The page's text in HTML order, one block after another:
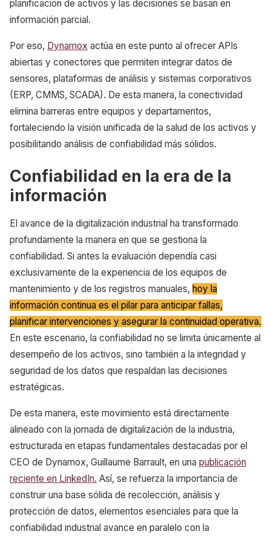
planificación de activos y las decisiones se basan en
información parcial.
Por eso, Dynamox actúa en este punto al ofrecer APIs
abiertas y conectores que permiten integrar datos de
sensores, plataformas de análisis y sistemas corporativos
(ERP, CMMS, SCADA). De esta manera, la conectividad
elimina barreras entre equipos y departamentos,
fortaleciendo la visión unificada de la salud de los activos y
posibilitando análisis de confiabilidad más sólidos.
Confiabilidad en la era de la
información
El avance de la digitalización industrial ha transformado
profundamente la manera en que se gestiona la
confiabilidad. Si antes la evaluación dependía casi
exclusivamente de la experiencia de los equipos de
mantenimiento y de los registros manuales, hoy la
información continua es el pilar para anticipar fallas,
planificar intervenciones y asegurar la continuidad operativa.
En este escenario, la confiabilidad no se limita únicamente al
desempeño de los activos, sino también a la integridad y
seguridad de los datos que respaldan las decisiones
estratégicas.
De esta manera, este movimiento está directamente
alineado con la jornada de digitalización de la industria,
estructurada en etapas fundamentales destacadas por el
CEO de Dynamox, Guillaume Barrault, en una publicación
reciente en LinkedIn. Así, se refuerza la importancia de
construir una base sólida de recolección, análisis y
protección de datos, elementos esenciales para que la
confiabilidad industrial avance en paralelo con la